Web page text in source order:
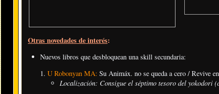
Otras novedades de interés:
Nuevos libros que desbloquean una skill secundaria:
U Robonyan MA: Su Animáx. no se queda a cero / Revive
Localización: Consigue el séptimo tesoro del yokodori